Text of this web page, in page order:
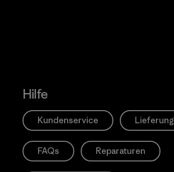
Hilfe
Kundenservice Lieferung
FAQs Reparaturen